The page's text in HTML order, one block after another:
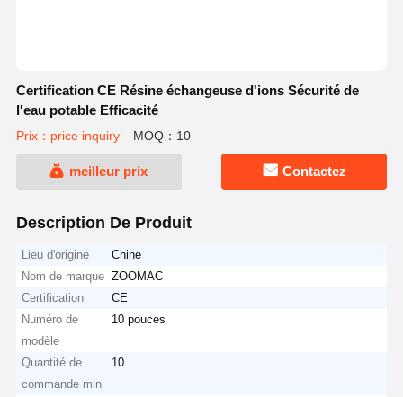
Certification CE Résine échangeuse d'ions Sécurité de
l'eau potable Efficacité
Prix：price inquiry MOQ：10
meilleur prix Contactez
Description De Produit
Lieu d'origine
Chine
Nom de marque ZOOMAC
Certification
CE
Numéro de
modèle
10 pouces
Quantité de
commande min
10